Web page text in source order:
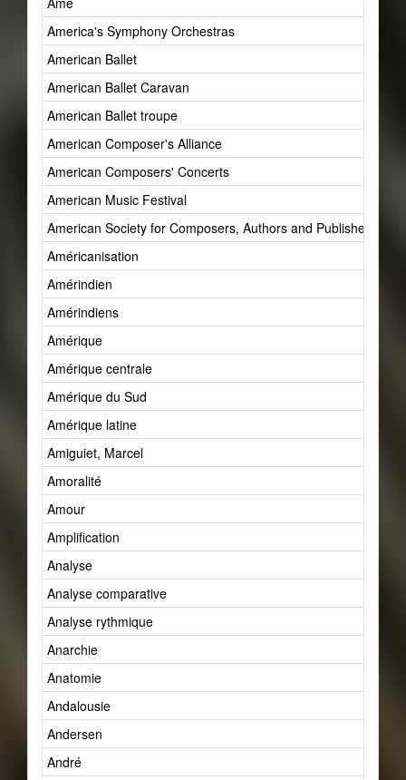
America's Symphony Orchestras
American Ballet
American Ballet Caravan
American Ballet troupe
American Composer's Alliance
American Composers' Concerts
American Music Festival
American Society for Composers, Authors and Publishers
Américanisation
Amérindien
Amérindiens
Amérique
Amérique centrale
Amérique du Sud
Amérique latine
Amiguiet, Marcel
Amoralité
Amour
Amplification
Analyse
Analyse comparative
Analyse rythmique
Anarchie
Anatomie
Andalousie
Andersen
André